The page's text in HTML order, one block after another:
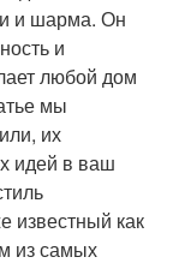
и шарма. Он
и
любой дом
мы
их
идей в ваш
известный как
из самых